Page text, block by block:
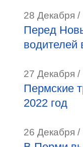
28 Декабря /
Перед
водителей
27 Декабря /
Пермские
2022 год
26 Декабря /